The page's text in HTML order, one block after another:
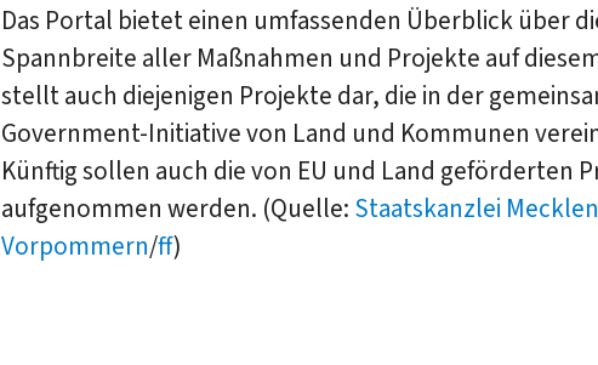
Das Portal bietet einen umfassenden Überblick über
Spannbreite aller Maßnahmen und Projekte auf
stellt auch diejenigen Projekte dar, die in der
Government-Initiative von Land und Kommunen
Künftig sollen auch die von EU und Land geförderten
aufgenommen werden. (Quelle: Staatskanzlei
Vorpommern/ff)